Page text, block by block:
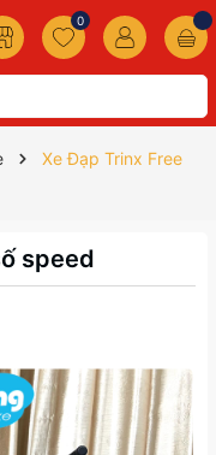
0
Xe Đạp Trinx Free
speed